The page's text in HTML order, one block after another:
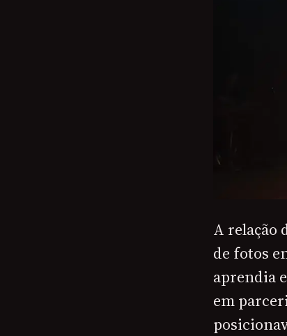
A relação
de fotos
aprendia
em